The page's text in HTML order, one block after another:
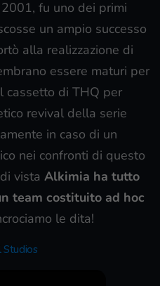
fu uno dei primi
un ampio successo
alla realizzazione di
essere maturi per
cassetto di THQ per
revival della serie
in caso di un
nei confronti di questo
vista Alkimia ha tutto
team costituito ad hoc
le dita!
Studios